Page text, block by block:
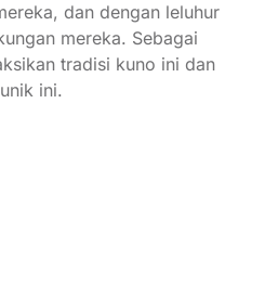
dan dengan leluhur
mereka. Sebagai
tradisi kuno ini dan
ini.